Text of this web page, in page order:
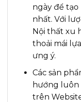
ngày để tạo
nhất. Với
Nội thất xu
thoải mái
ưng ý.
Các sản
hướng luôn
trên